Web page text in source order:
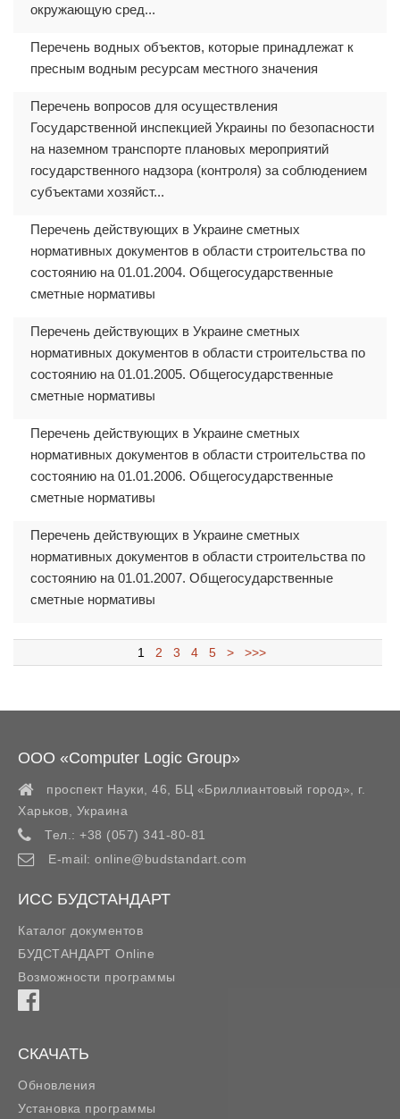
окружающую сред...
Перечень водных объектов, которые принадлежат к
пресным водным ресурсам местного значения
Перечень вопросов для осуществления
Государственной инспекцией Украины по безопасности
на наземном транспорте плановых мероприятий
государственного надзора (контроля) за соблюдением
субъектами хозяйст...
Перечень действующих в Украине сметных
нормативных документов в области строительства по
состоянию на 01.01.2004. Общегосударственные
сметные нормативы
Перечень действующих в Украине сметных
нормативных документов в области строительства по
состоянию на 01.01.2005. Общегосударственные
сметные нормативы
Перечень действующих в Украине сметных
нормативных документов в области строительства по
состоянию на 01.01.2006. Общегосударственные
сметные нормативы
Перечень действующих в Украине сметных
нормативных документов в области строительства по
состоянию на 01.01.2007. Общегосударственные
сметные нормативы
1 2 3 4 5 > >>>
ООО «Computer Logic Group»
проспект Науки, 46, БЦ «Бриллиантовый город»,
г.
Харьков
Украина
Тел.: +38 (057) 341-80-81
E-mail: online@budstandart.com
ИСС БУДСТАНДАРТ
Каталог документов
БУДСТАНДАРТ Online
Возможности программы
СКАЧАТЬ
Обновления
Установка программы